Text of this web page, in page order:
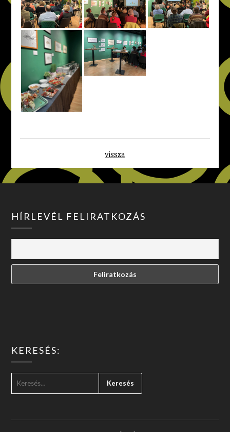
vissza
HÍRLEVÉL FELIRATKOZÁS
KERESÉS: